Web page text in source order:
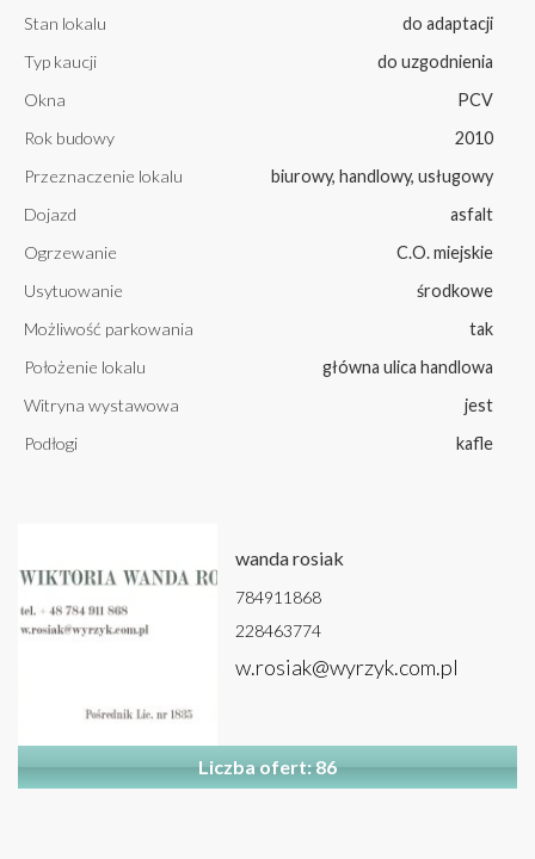
Stan lokalu
do adaptacji
Typ kaucji
do uzgodnienia
Okna
PCV
Rok budowy
2010
Przeznaczenie lokalu
biurowy, handlowy, usługowy
Dojazd
asfalt
Ogrzewanie
C.O. miejskie
Usytuowanie
środkowe
Możliwość parkowania
tak
Położenie lokalu
główna ulica handlowa
Witryna wystawowa
jest
Podłogi
kafle
wanda rosiak
784911868
228463774
w.rosiak@wyrzyk.com.pl
Liczba ofert: 86